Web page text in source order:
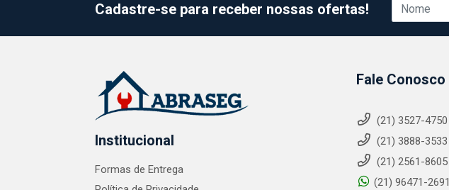
Cadastre-se para receber nossas ofertas!
Institucional
Formas de Entrega
Fale Conosco
(21) 3527-4750
(21) 3888-3533
(21) 2561-8605
(21) 96471-2691